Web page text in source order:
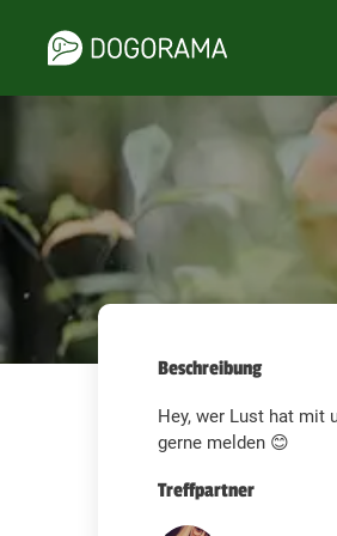
Beschreibung
Hey, wer Lust hat mit
gerne melden 😊
Treffpartner